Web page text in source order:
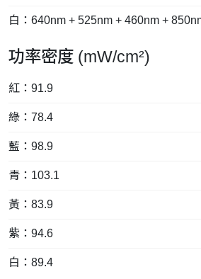
白：640nm + 525nm + 460nm +
功率密度 (mW/cm²)
紅：91.9
綠：78.4
藍：98.9
青：103.1
黃：83.9
紫：94.6
白：89.4